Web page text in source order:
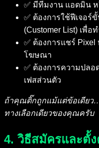
✅ มีทีมงาน แอดมิน
✅ ต้องการใช้ฟีเจอร์
(Customer List) เพื่อ
✅ ต้องการแชร์
โฆษณา
✅ ต้องการความปล
เฟสส่วนตัว
ถ้าคุณติ๊กถูกแม้แต่ข้อเดียว…
ทางเลือกเดียวของคุณครับ
4. วิธีสมัครและตั้